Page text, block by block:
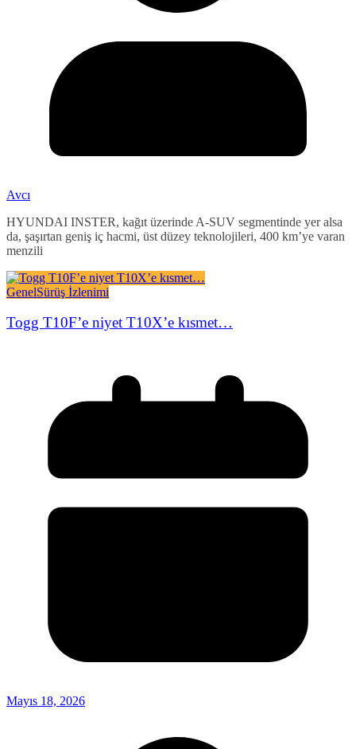
Avcı
HYUNDAI INSTER, kağıt üzerinde A-SUV segmentinde yer alsa
da, şaşırtan geniş iç hacmi, üst düzey teknolojileri, 400 km’ye varan
menzili
GenelSürüş İzlenimi
Togg T10F’e niyet T10X’e kısmet…
Mayıs 18, 2026